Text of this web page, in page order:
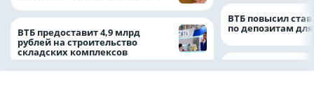
ВТБ предоставит 4,9 млрд
рублей на строительство
складских комплексов
ВТБ повысил
по депозитам